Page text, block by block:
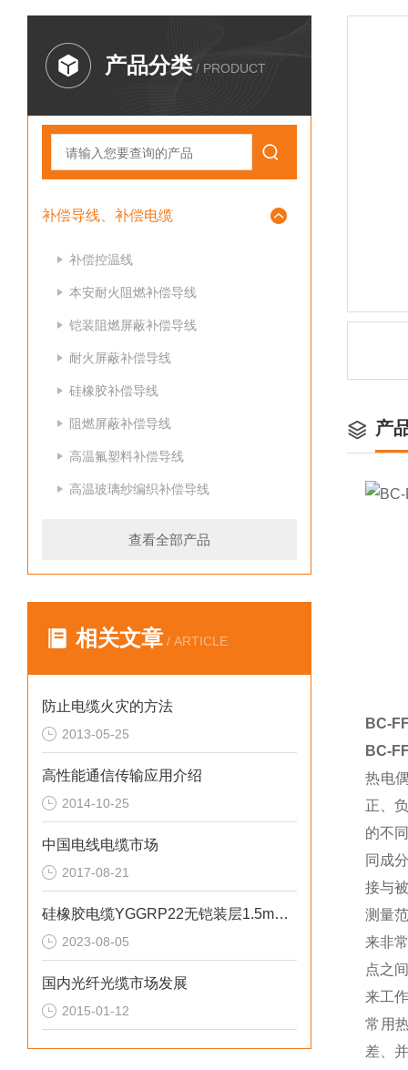
产品分类 / PRODUCT
补偿导线、补偿电缆
补偿控温线
本安耐火阻燃补偿导线
铠装阻燃屏蔽补偿导线
耐火屏蔽补偿导线
硅橡胶补偿导线
阻燃屏蔽补偿导线
高温氟塑料补偿导线
高温玻璃纱编织补偿导线
查看全部产品
相关文章 / ARTICLE
防止电缆火灾的方法
2013-05-25
高性能通信传输应用介绍
2014-10-25
中国电线电缆市场
2017-08-21
硅橡胶电缆YGGRP22无铠装层1.5mm2镀锡导体
2023-08-05
国内光纤光缆市场发展
2015-01-12
产
BC-
BC-
热电
正、
的不
同成
接与
测量
来非
点之
来工
常用
差、